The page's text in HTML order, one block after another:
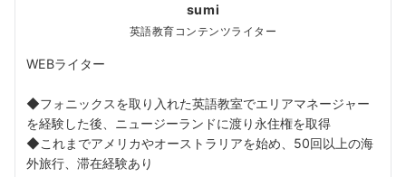
sumi
英語教育コンテンツライター
WEBライター
◆フォニックスを取り入れた英語教室でエリアマネージャー
を経験した後、ニュージーランドに渡り永住権を取得
◆これまでアメリカやオーストラリアを始め、50回以上の海
外旅行、滞在経験あり